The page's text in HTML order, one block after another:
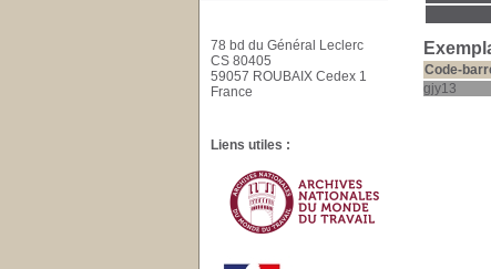
Code-
gjy13
78 bd du Général Leclerc
CS 80405
59057 ROUBAIX Cedex 1
France
Liens utiles :